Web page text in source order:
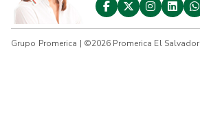
Grupo Promerica | ©2026 Promerica El Salvador